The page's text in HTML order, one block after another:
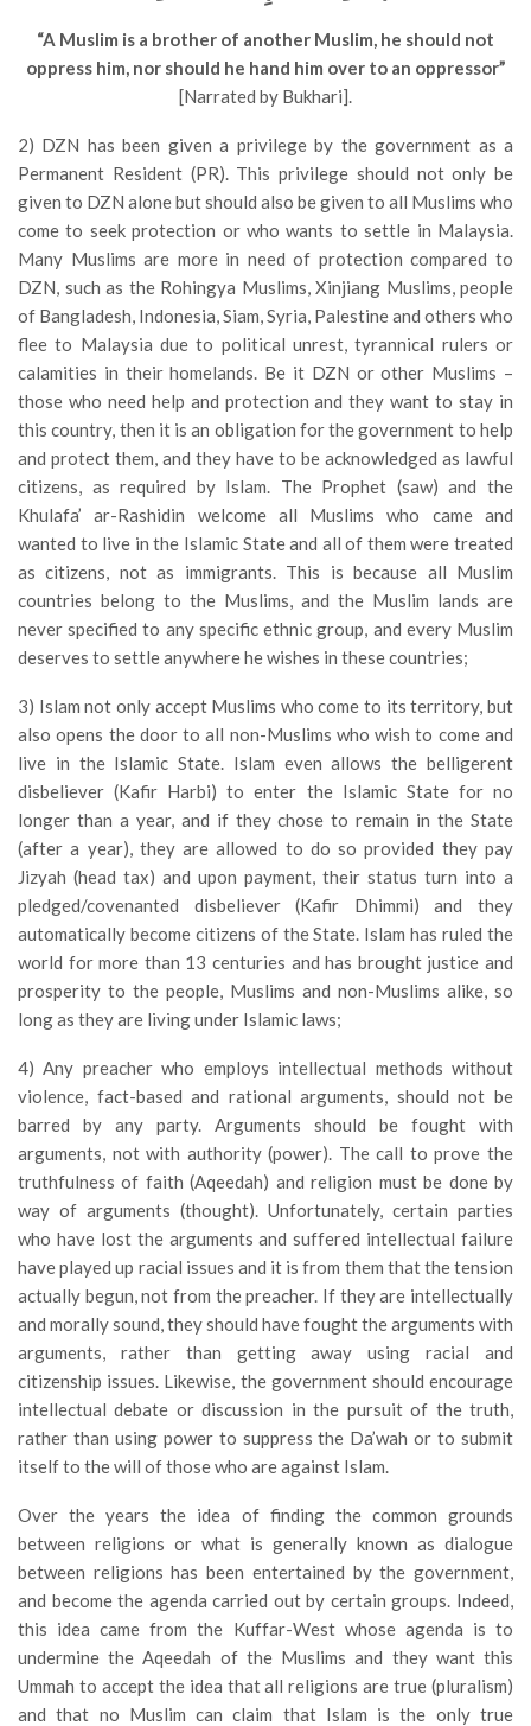
“A Muslim is a brother of another Muslim, he should not
oppress him, nor should he hand him over to an oppressor”
[Narrated by Bukhari].
2) DZN has been given a privilege by the government as a
Permanent Resident (PR). This privilege should not only be
given to DZN alone but should also be given to all Muslims who
come to seek protection or who wants to settle in Malaysia.
Many Muslims are more in need of protection compared to
DZN, such as the Rohingya Muslims, Xinjiang Muslims, people
of Bangladesh, Indonesia, Siam, Syria, Palestine and others who
flee to Malaysia due to political unrest, tyrannical rulers or
calamities in their homelands. Be it DZN or other Muslims –
those who need help and protection and they want to stay in
this country, then it is an obligation for the government to help
and protect them, and they have to be acknowledged as lawful
citizens, as required by Islam. The Prophet (saw) and the
Khulafa’ ar-Rashidin welcome all Muslims who came and
wanted to live in the Islamic State and all of them were treated
as citizens, not as immigrants. This is because all Muslim
countries belong to the Muslims, and the Muslim lands are
never specified to any specific ethnic group, and every Muslim
deserves to settle anywhere he wishes in these countries;
3) Islam not only accept Muslims who come to its territory, but
also opens the door to all non-Muslims who wish to come and
live in the Islamic State. Islam even allows the belligerent
disbeliever (Kafir Harbi) to enter the Islamic State for no
longer than a year, and if they chose to remain in the State
(after a year), they are allowed to do so provided they pay
Jizyah (head tax) and upon payment, their status turn into a
pledged/covenanted disbeliever (Kafir Dhimmi) and they
automatically become citizens of the State. Islam has ruled the
world for more than 13 centuries and has brought justice and
prosperity to the people, Muslims and non-Muslims alike, so
long as they are living under Islamic laws;
4) Any preacher who employs intellectual methods without
violence, fact-based and rational arguments, should not be
barred by any party. Arguments should be fought with
arguments, not with authority (power). The call to prove the
truthfulness of faith (Aqeedah) and religion must be done by
way of arguments (thought). Unfortunately, certain parties
who have lost the arguments and suffered intellectual failure
have played up racial issues and it is from them that the tension
actually begun, not from the preacher. If they are intellectually
and morally sound, they should have fought the arguments with
arguments, rather than getting away using racial and
citizenship issues. Likewise, the government should encourage
intellectual debate or discussion in the pursuit of the truth,
rather than using power to suppress the Da’wah or to submit
itself to the will of those who are against Islam.
Over the years the idea of finding the common grounds
between religions or what is generally known as dialogue
between religions has been entertained by the government,
and become the agenda carried out by certain groups. Indeed,
this idea came from the Kuffar-West whose agenda is to
undermine the Aqeedah of the Muslims and they want this
Ummah to accept the idea that all religions are true (pluralism)
and that no Muslim can claim that Islam is the only true